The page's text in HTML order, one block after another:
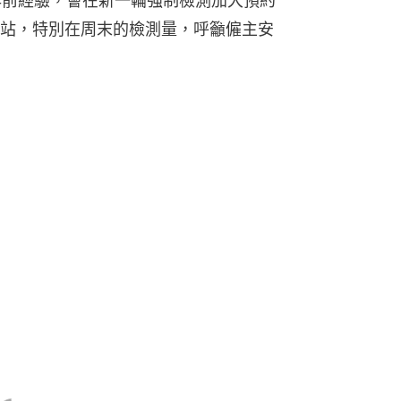
，特別在周末的檢測量，呼籲僱主安